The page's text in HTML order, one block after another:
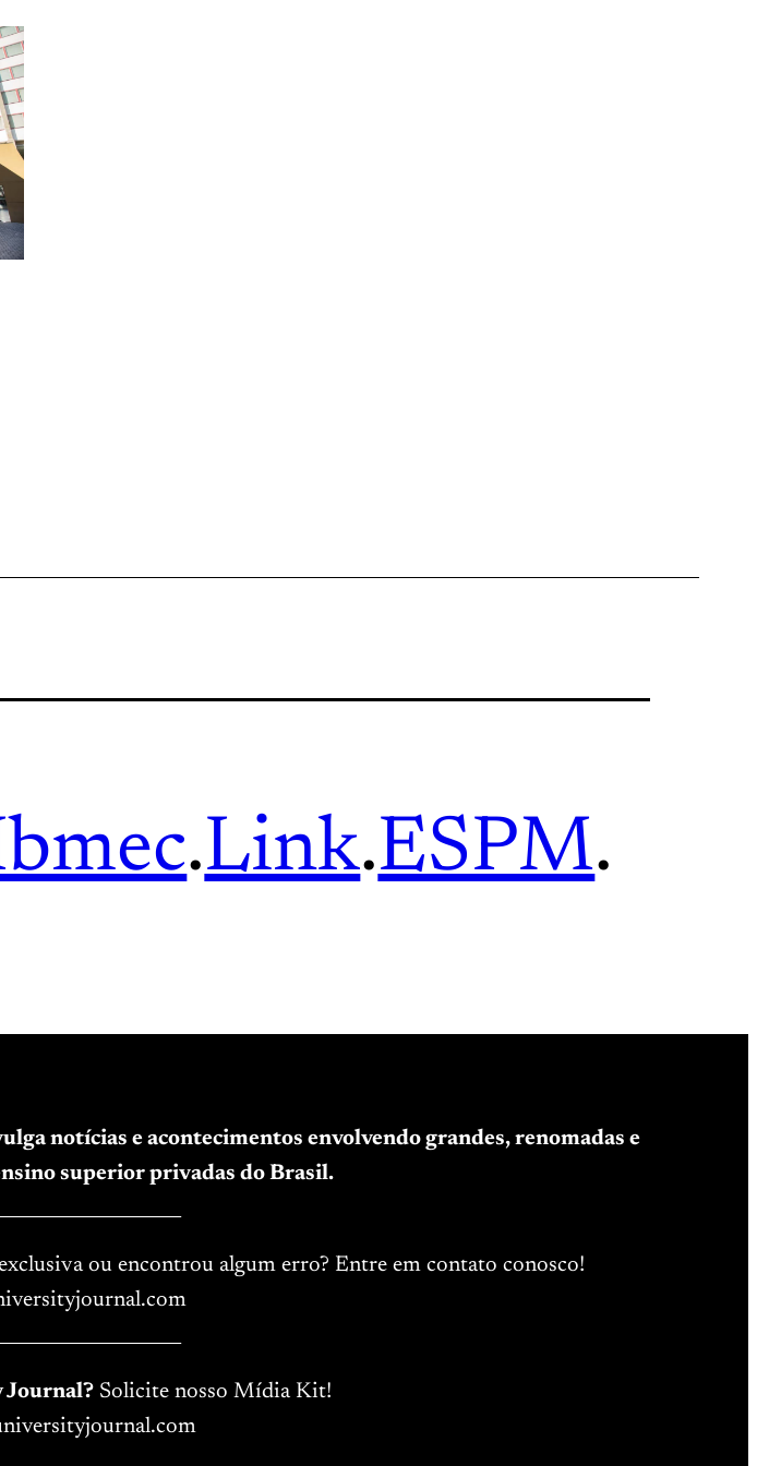
.Link.ESPM.
notícias e acontecimentos envolvendo grandes, renomadas e
superior privadas do Brasil.
ou encontrou algum erro? Entre em contato conosco!
Journal? Solicite nosso Mídia Kit!